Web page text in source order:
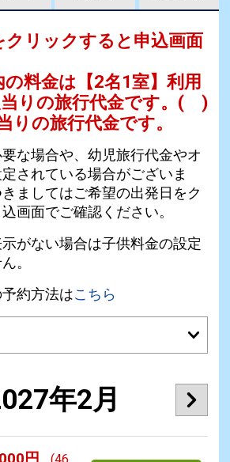
クリックすると申込画面
料金は 【2名1室】利用
りの旅行代金です。 ( )
りの旅行代金です。
な場合や、幼児旅行代金やオ
されている場合がございま
ましてはご希望の出発日をク
画面でご確認ください。
がない場合は子供料金の設定
。
約方法はこちら
年2月